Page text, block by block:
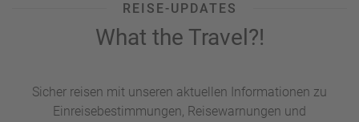
REISE-UPDATES
What the Travel?!
Sicher reisen mit unseren aktuellen Informationen zu
Einreisebestimmungen, Reisewarnungen und